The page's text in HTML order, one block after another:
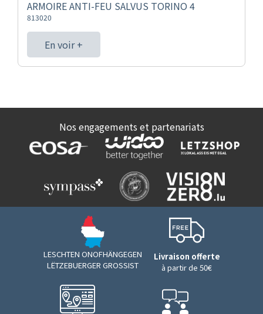
ARMOIRE ANTI-FEU SALVUS TORINO 4
813020
En voir +
Nos engagements et partenariats
LESCHTEN ONOFHÄNGEGEN
LËTZEBUERGER GROSSIST
Livraison offerte
à partir de 50€